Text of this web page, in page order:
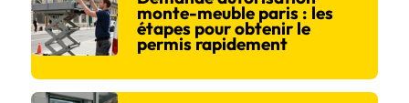
monte-meuble paris : les
étapes pour obtenir le
permis rapidement